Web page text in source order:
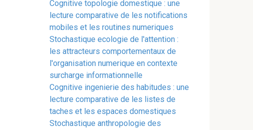
Cognitive topologie domestique : une
lecture comparative de les notifications
mobiles et les routines numeriques
Stochastique ecologie de l'attention :
les attracteurs comportementaux de
l'organisation numerique en contexte
surcharge informationnelle
Cognitive ingenierie des habitudes : une
lecture comparative de les listes de
taches et les espaces domestiques
Stochastique anthropologie des